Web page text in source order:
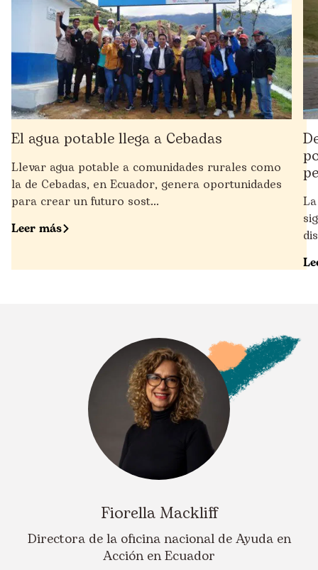
El agua potable llega a Cebadas
Llevar agua potable a comunidades rurales como
la de Cebadas, en Ecuador, genera oportunidades
para crear un futuro sost...
Leer más
Fiorella Mackliff
Directora de la oficina nacional de Ayuda en
Acción en Ecuador